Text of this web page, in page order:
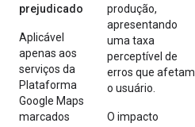
prejudicado
Aplicável
apenas aos
serviços da
Plataforma
Google Maps
marcados
produção,
apresentando
uma taxa
perceptível de
erros que afetam
o usuário.
O impacto